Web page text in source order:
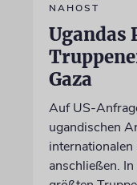
NAHOST
Gaza
Auf US-
ugandischen
anschließen.